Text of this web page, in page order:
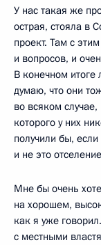
У нас такая же
острая, стояла в
проект. Там с
и вопросов, и
В конечном итоге
думаю, что они
во всяком
которого у них
получили бы,
и не это
Мне бы очень
на хорошем,
как я уже
с местными